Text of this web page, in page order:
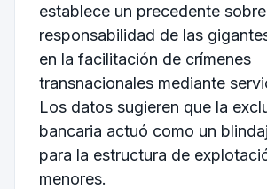
establece un precedente
responsabilidad de las
en la facilitación de crímenes
transnacionales mediante
Los datos sugieren que la
bancaria actuó como un
para la estructura de
menores.